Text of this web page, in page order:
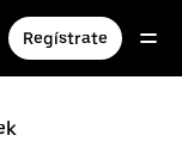
Regístrate